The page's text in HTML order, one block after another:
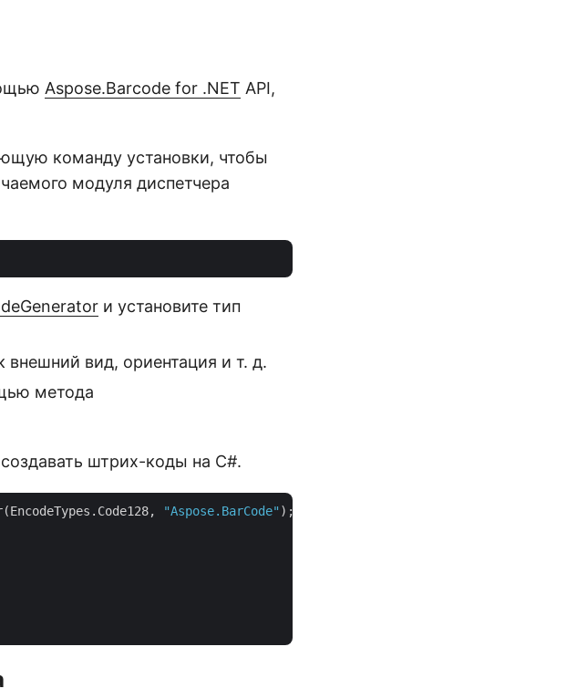
Aspose.Barcode for .NET API,
команду установки, чтобы
модуля диспетчера
и установите тип
вид, ориентация и т. д.
метода
штрих-коды на C#.
"Aspose.BarCode" );